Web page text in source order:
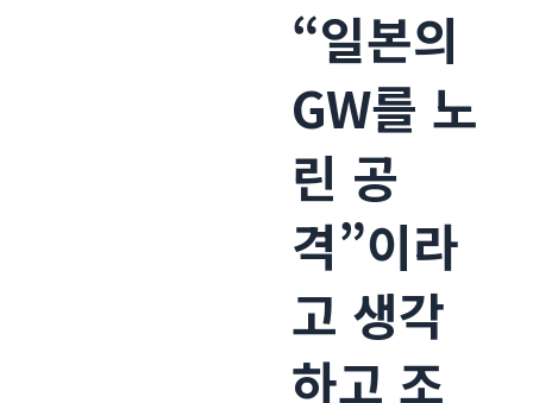
“일본의
GW를 노
린 공
격”이라
고 생각
하고 조